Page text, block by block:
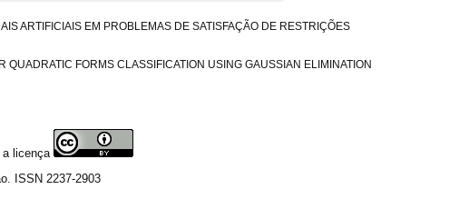
ARTIFICIAIS EM PROBLEMAS DE SATISFAÇÃO DE RESTRIÇÕES
QUADRATIC FORMS CLASSIFICATION USING GAUSSIAN ELIMINATION
a licença
ISSN 2237-2903